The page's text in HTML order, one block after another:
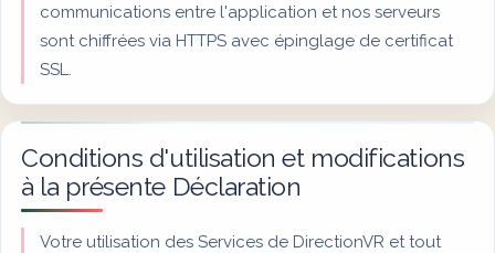
communications entre l'application et nos serveurs
sont chiffrées via HTTPS avec épinglage de certificat
SSL.
Conditions d'utilisation et modifications
à la présente Déclaration
Votre utilisation des Services de DirectionVR et tout